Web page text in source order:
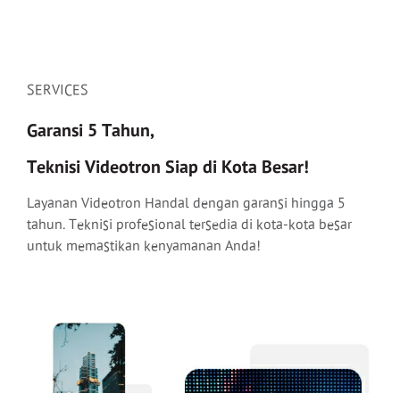
SERVICES
Garansi 5 Tahun,
Teknisi Videotron Siap di Kota Besar!
Layanan Videotron Handal dengan garansi hingga 5
tahun. Teknisi profesional tersedia di kota-kota besar
untuk memastikan kenyamanan Anda!